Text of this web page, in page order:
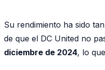
Su rendimiento ha sido
de que el DC United no
diciembre de 2024, lo